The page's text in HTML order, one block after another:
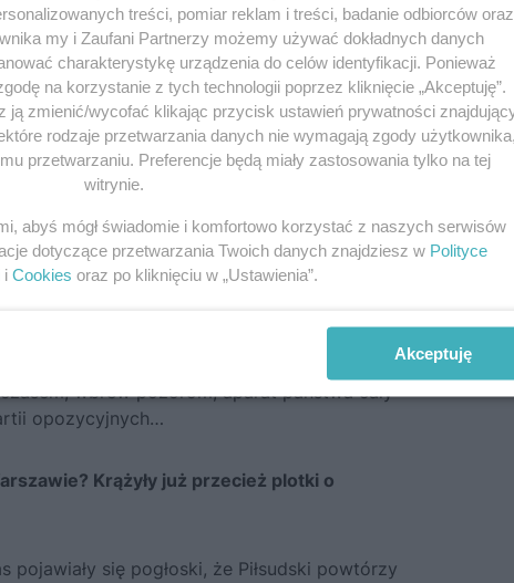
15 września 1930
polityczną atmosferę, zapowiedzieli walkę,
ich żadne bezpośrednie konsekwencje.
czy przeprowadzać większe akcje – nikt
wbrew pozorom, aparat państwa cały
opozycyjnych…
Krążyły już przecież plotki o
się pogłoski, że Piłsudski powtórzy
treści, pomiar reklam i treści, badanie odbiorców oraz
my i Zaufani Partnerzy możemy używać dokładnych danych
charakterystykę urządzenia do celów identyfikacji. Ponieważ
na korzystanie z tych technologii poprzez kliknięcie „Akceptuję”.
ją zmienić/wycofać klikając przycisk ustawień prywatności
rodzaje przetwarzania danych nie wymagają zgody użytkownika,
przetwarzaniu. Preferencje będą miały zastosowania tylko na tej
witrynie.
abyś mógł świadomie i komfortowo korzystać z naszych serwisów
dotyczące przetwarzania Twoich danych znajdziesz w Polityce
i Cookies oraz po kliknięciu w „Ustawienia”.
Akceptuję